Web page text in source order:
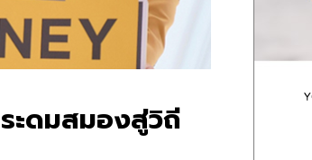
ะดมสมองสู่วิถี